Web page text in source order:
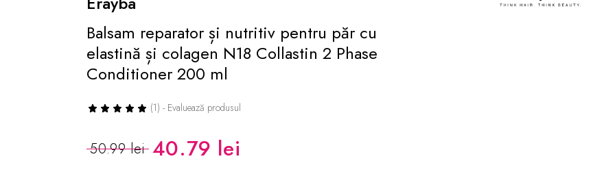
Balsam reparator și nutritiv pentru păr cu
elastină și colagen N18 Collastin 2 Phase
Conditioner 200 ml
(1) - Evaluează produsul
50.99 lei 40.79 lei